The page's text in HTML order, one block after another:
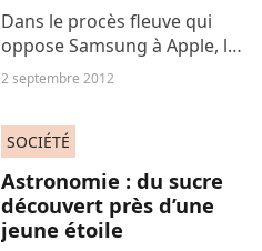
Dans le procès fleuve qui
oppose Samsung à Apple, la
firme coréenne a perdu la
première manche en étant
énorme somme d’argent.
Mais Samsung n’a
évidemment pas...
2 septembre 2012
SOCIÉTÉ
Astronomie : du sucre
découvert près d’une
jeune étoile